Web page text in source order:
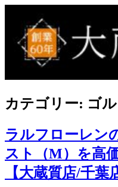
content
買取事例ブログ
ブランド品やバッグ、時
ポイントや高額買取のコ
カテゴリー: ゴ
ラルフローレン
スト（M）を高
【大蔵質店/千葉